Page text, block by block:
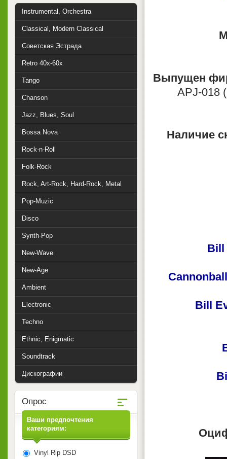
Выпущен
APJ-018
Наличие
Bill
Bill
Instrumental, Orchestra
Classical, Modern Classical
Советская Эстрада
Retro 40x-60x
Tango
Chanson
Jazz, Blues, Soul
Bossa Nova
Rock-n-Roll
Folk-Rock
Rock, Art-Rock, Hard-Rock, Metal
Pop-Muzic
Disco
Synth-Pop
New-Wave
New-Age
Ambient
Electronic
Techno
Ethnic, Enigmatic
Soundtrack
Дискографии
Опрос
Ваши предпочтения
категориям:
Vinyl Rip DSD